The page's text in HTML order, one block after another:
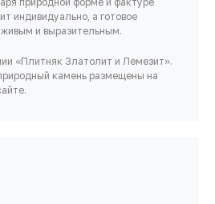
индивидуально, а готовое
и выразительным.
«Плитняк Златолит и Лемезит».
камень размещены на